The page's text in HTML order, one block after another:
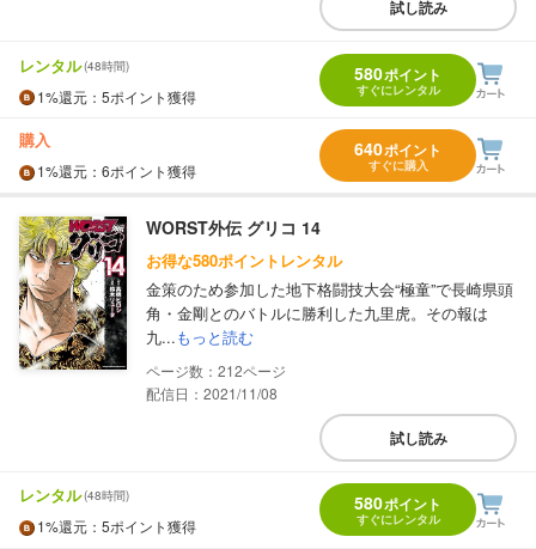
試し読み
レンタル(48時間)
1%還元 ：5ポイント獲得
580ポイント
すぐにレンタル
購入
1%還元 ：6ポイント獲得
640ポイント
すぐに購入
WORST外伝 グリコ 14
お得な580ポイントレンタル
金策のため参加した地下格闘技大会“極童”で長崎県頭
角・金剛とのバトルに勝利した九里虎。その報は
九...もっと読む
212
配信日：2021/11/08
試し読み
レンタル(48時間)
1%還元 ：5ポイント獲得
580ポイント
すぐにレンタル